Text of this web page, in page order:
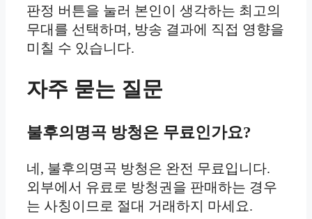
판정 버튼을 눌러 본인이 생각하는 최고의
무대를 선택하며, 방송 결과에 직접 영향을
미칠 수 있습니다.
자주 묻는 질문
불후의명곡 방청은 무료인가요?
네, 불후의명곡 방청은 완전 무료입니다.
외부에서 유료로 방청권을 판매하는 경우
는 사칭이므로 절대 거래하지 마세요.